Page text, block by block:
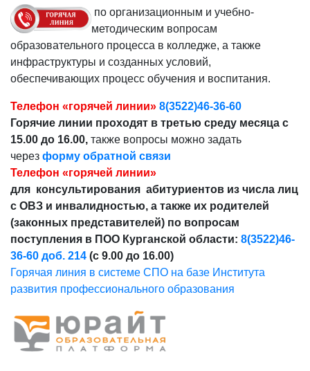
по организационным и учебно-
методическим вопросам
образовательного процесса в колледже, а также
инфраструктуры и созданных условий,
обеспечивающих процесс обучения и воспитания.
Телефон «горячей линии» 8(3522)46-36-60
Горячие линии проходят в третью среду месяца с
15.00 до 16.00, также вопросы можно задать
через форму обратной связи
Телефон «горячей линии»
для консультирования абитуриентов из числа лиц
с ОВЗ и инвалидностью, а также их родителей
(законных представителей) по вопросам
поступления в ПОО Курганской области: 8(3522)46-
36-60 доб. 214 (с 9.00 до 16.00)
Горячая линия в системе СПО на базе Института
развития профессионального образования